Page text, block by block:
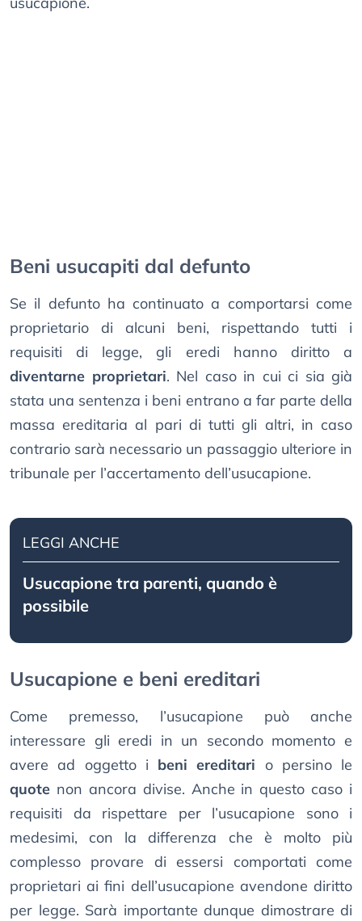
Beni usucapiti dal defunto
Se il defunto ha continuato a comportarsi come
proprietario di alcuni beni, rispettando tutti i
requisiti di legge, gli eredi hanno diritto a
diventarne proprietari. Nel caso in cui ci sia già
stata una sentenza i beni entrano a far parte della
massa ereditaria al pari di tutti gli altri, in caso
contrario sarà necessario un passaggio ulteriore in
tribunale per l’accertamento dell’usucapione.
LEGGI ANCHE
Usucapione tra parenti, quando è
possibile
Usucapione e beni ereditari
Come premesso, l’usucapione può anche
interessare gli eredi in un secondo momento e
avere ad oggetto i beni ereditari o persino le
quote non ancora divise. Anche in questo caso i
requisiti da rispettare per l’usucapione sono i
medesimi, con la differenza che è molto più
complesso provare di essersi comportati come
proprietari ai fini dell’usucapione avendone diritto
per legge. Sarà importante dunque dimostrare di